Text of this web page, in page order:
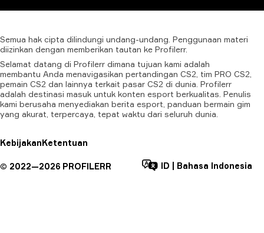
Semua hak cipta dilindungi undang-undang. Penggunaan materi
diizinkan dengan memberikan tautan ke Profilerr.
Selamat datang di Profilerr dimana tujuan kami adalah
membantu Anda menavigasikan pertandingan CS2, tim PRO CS2,
pemain CS2 dan lainnya terkait pasar CS2 di dunia. Profilerr
adalah destinasi masuk untuk konten esport berkualitas. Penulis
kami berusaha menyediakan berita esport, panduan bermain gim
yang akurat, terpercaya, tepat waktu dari seluruh dunia.
KebijakanKetentuan
© 2022—2026 PROFILERR ID Bahasa Indonesia